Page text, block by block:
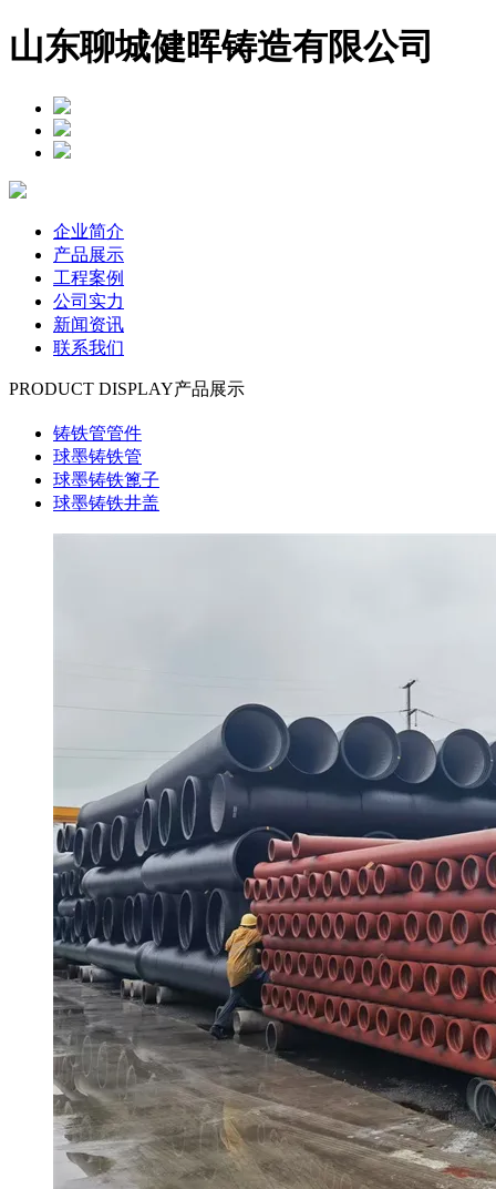
山东聊城健晖铸造有限公司
企业简介
产品展示
工程案例
公司实力
新闻资讯
联系我们
PRODUCT DISPLAY产品展示
铸铁管管件
球墨铸铁管
球墨铸铁篦子
球墨铸铁井盖